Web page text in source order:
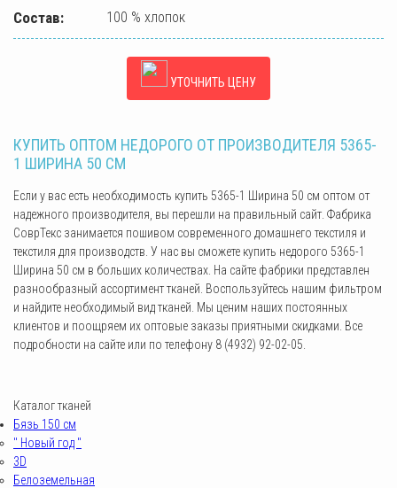
Состав: 100 % хлопок
УТОЧНИТЬ ЦЕНУ
КУПИТЬ ОПТОМ НЕДОРОГО ОТ ПРОИЗВОДИТЕЛЯ 5365-
1 ШИРИНА 50 СМ
Если у вас есть необходимость купить 5365-1 Ширина 50 см оптом от
надежного производителя, вы перешли на правильный сайт. Фабрика
СоврТекс занимается пошивом современного домашнего текстиля и
текстиля для производств. У нас вы сможете купить недорого 5365-1
Ширина 50 см в больших количествах. На сайте фабрики представлен
разнообразный ассортимент тканей. Воспользуйтесь нашим фильтром
и найдите необходимый вид тканей. Мы ценим наших постоянных
клиентов и поощряем их оптовые заказы приятными скидками. Все
подробности на сайте или по телефону 8 (4932) 92-02-05.
Каталог тканей
Бязь 150 см
" Новый год "
3D
Белоземельная